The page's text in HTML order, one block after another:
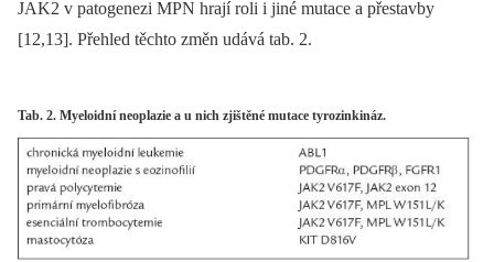
JAK2 v patogenezi MPN hrají roli i jiné mutace a přestavby
[12,13]. Přehled těchto změn udává tab. 2.
Tab. 2. Myeloidní neoplazie a u nich zjištěné mutace tyrozinkináz.